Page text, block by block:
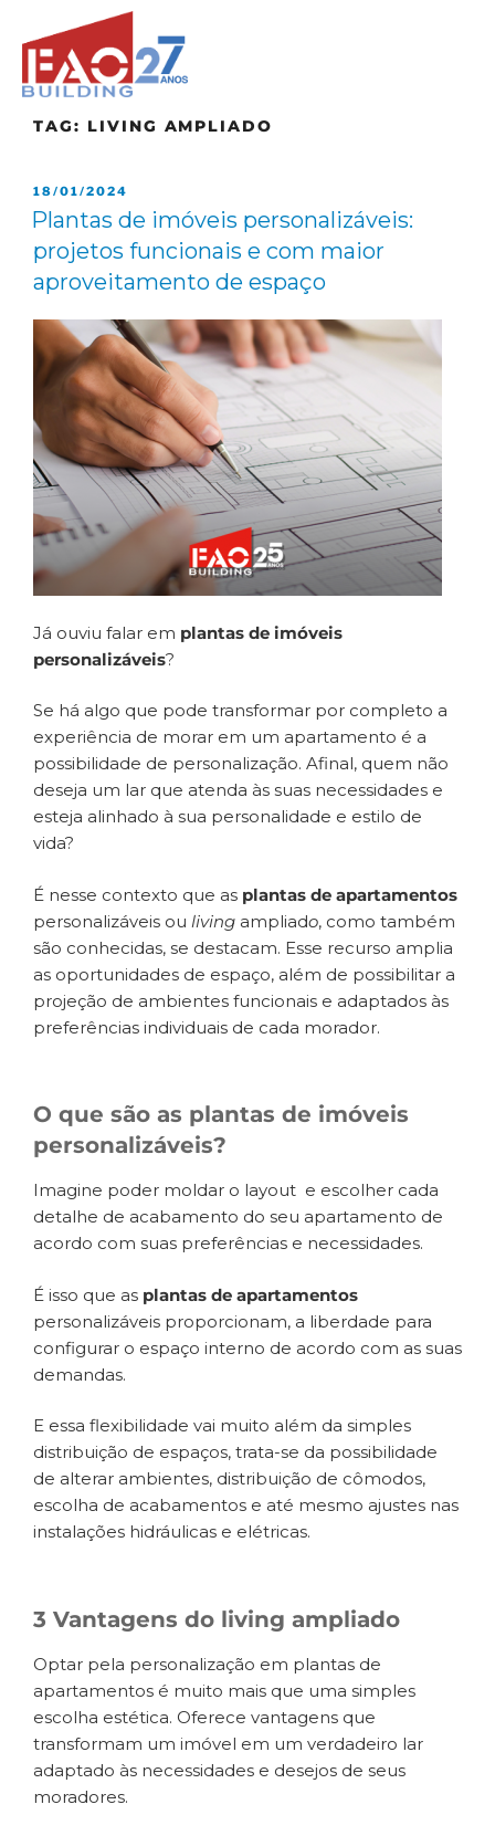
TAG: LIVING AMPLIADO
18/01/2024
Plantas de imóveis personalizáveis:
projetos funcionais e com maior
aproveitamento de espaço
Já ouviu falar em plantas de imóveis
personalizáveis?
Se há algo que pode transformar por completo a
experiência de morar em um apartamento é a
possibilidade de personalização. Afinal, quem não
deseja um lar que atenda às suas necessidades e
esteja alinhado à sua personalidade e estilo de
vida?
É nesse contexto que as plantas de apartamentos
personalizáveis ou living ampliado, como também
são conhecidas, se destacam. Esse recurso amplia
as oportunidades de espaço, além de possibilitar a
projeção de ambientes funcionais e adaptados às
preferências individuais de cada morador.
O que são as plantas de imóveis
personalizáveis?
Imagine poder moldar o layout e escolher cada
detalhe de acabamento do seu apartamento de
acordo com suas preferências e necessidades.
É isso que as plantas de apartamentos
personalizáveis proporcionam, a liberdade para
configurar o espaço interno de acordo com as suas
demandas.
E essa flexibilidade vai muito além da simples
distribuição de espaços, trata-se da possibilidade
de alterar ambientes, distribuição de cômodos,
escolha de acabamentos e até mesmo ajustes nas
instalações hidráulicas e elétricas.
3 Vantagens do living ampliado
Optar pela personalização em plantas de
apartamentos é muito mais que uma simples
escolha estética. Oferece vantagens que
transformam um imóvel em um verdadeiro lar
adaptado às necessidades e desejos de seus
moradores.